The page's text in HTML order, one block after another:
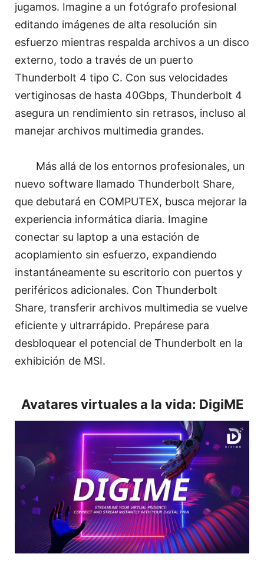
jugamos. Imagine a un fotógrafo profesional
editando imágenes de alta resolución sin
esfuerzo mientras respalda archivos a un disco
externo, todo a través de un puerto
Thunderbolt 4 tipo C. Con sus velocidades
vertiginosas de hasta 40Gbps, Thunderbolt 4
asegura un rendimiento sin retrasos, incluso al
manejar archivos multimedia grandes.
Más allá de los entornos profesionales, un
nuevo software llamado Thunderbolt Share,
que debutará en COMPUTEX, busca mejorar la
experiencia informática diaria. Imagine
conectar su laptop a una estación de
acoplamiento sin esfuerzo, expandiendo
instantáneamente su escritorio con puertos y
periféricos adicionales. Con Thunderbolt
Share, transferir archivos multimedia se vuelve
eficiente y ultrarrápido. Prepárese para
desbloquear el potencial de Thunderbolt en la
exhibición de MSI.
Avatares virtuales a la vida: DigiME